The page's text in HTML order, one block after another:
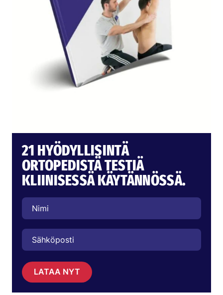
21 HYÖDYLLISINTÄ
ORTOPEDISTÄ TESTIÄ
KLIINISESSÄ KÄYTÄNNÖSSÄ.
LATAA NYT